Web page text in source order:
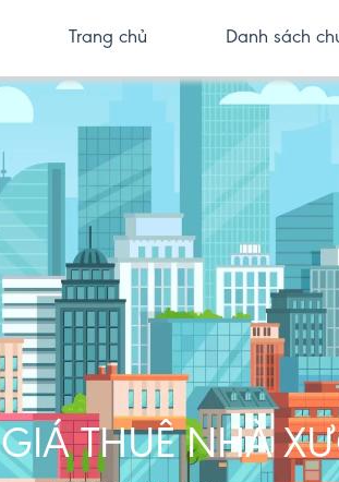
Trang chủ Danh sách
GIÁ THUÊ NHÀ